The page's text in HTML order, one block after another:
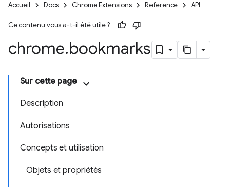
Accueil Docs Chrome Extensions Reference API
Ce contenu vous a-t-il été utile ?
chrome.bookmarks
Sur cette page
Description
Autorisations
Concepts et utilisation
Objets et propriétés